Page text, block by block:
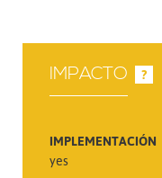
IMPACTO ?
IMPLEMENTACIÓN
yes